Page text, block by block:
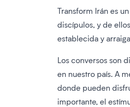
Transform Irán es
discípulos, y de
establecida y
Los conversos son
en nuestro país. A
donde pueden
importante, el